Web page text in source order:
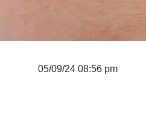
05/09/24 08:56 pm